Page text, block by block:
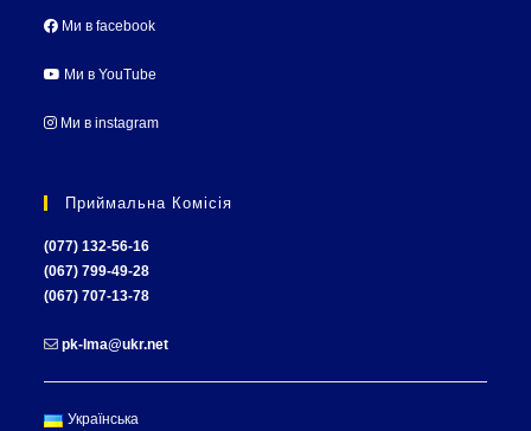
Ми в facebook
Ми в YouTube
Ми в instagram
Приймальна Комісія
(077) 132-56-16
(067) 799-49-28
(067) 707-13-78
pk-lma@ukr.net
Українська